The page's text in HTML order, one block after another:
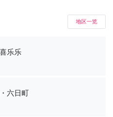
地区一览
乐乐
六日町